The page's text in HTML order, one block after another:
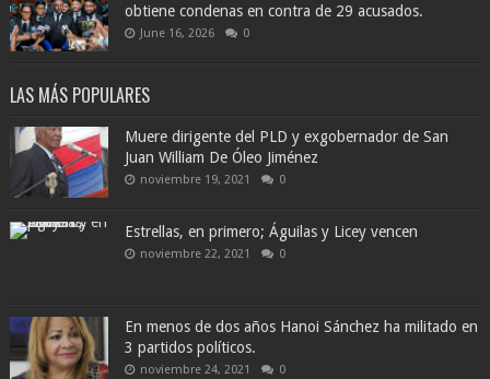
obtiene condenas en contra de 29 acusados.
June 16, 2026 0
LAS MÁS POPULARES
Muere dirigente del PLD y exgobernador de San
Juan William De Óleo Jiménez
noviembre 19, 2021 0
Estrellas, en primero; Águilas y Licey vencen
noviembre 22, 2021 0
En menos de dos años Hanoi Sánchez ha militado en
3 partidos políticos.
noviembre 24, 2021 0